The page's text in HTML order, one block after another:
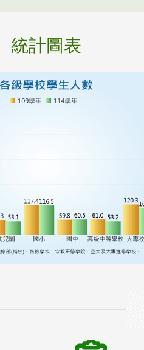
統計圖表